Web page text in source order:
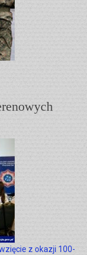
z okazji 100-